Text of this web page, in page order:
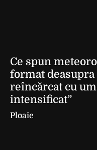
Ce spun
format deasupra
reîncărcat cu
intensificat”
Ploaie